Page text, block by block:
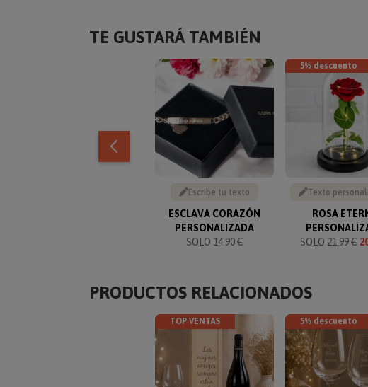
TE GUSTARÁ TAMBIÉN
Escribe tu texto
ESCLAVA CORAZÓN
PERSONALIZADA
SOLO 14.90 €
5% descuento
Texto
ROSA
SOLO21.99 €
PRODUCTOS RELACIONADOS
TOP VENTAS 5% descuento